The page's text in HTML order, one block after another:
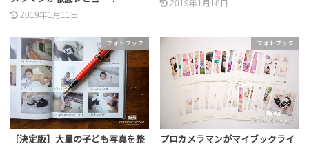
2019年1月11日
2019年1月18日
フォトブック
［決定版］大量の子ども写真を整
フォトブック
プロカメラマンがマイブックライ